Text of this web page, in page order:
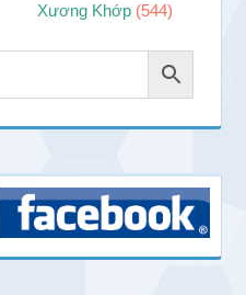
Xương Khớp (544)